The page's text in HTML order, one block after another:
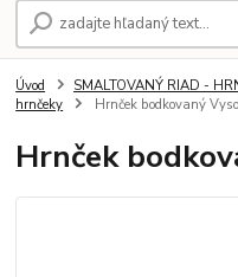
Úvod SMALTOVANÝ RIAD -
hrnčeky
Hrnček bodkovaný
Hrnček